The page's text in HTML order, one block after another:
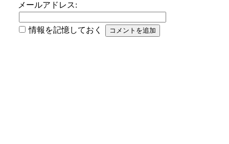
メールアドレス:
情報を記憶しておく